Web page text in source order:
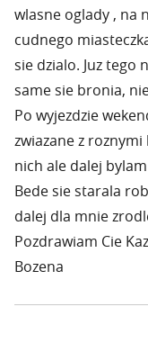
wlasne oglady , na
cudnego
sie dzialo. Juz tego
same sie bronia,
Po wyjezdzie
zwiazane z
nich ale dalej
Bede sie starala
dalej dla mnie
Pozdrawiam Cie
Bozena